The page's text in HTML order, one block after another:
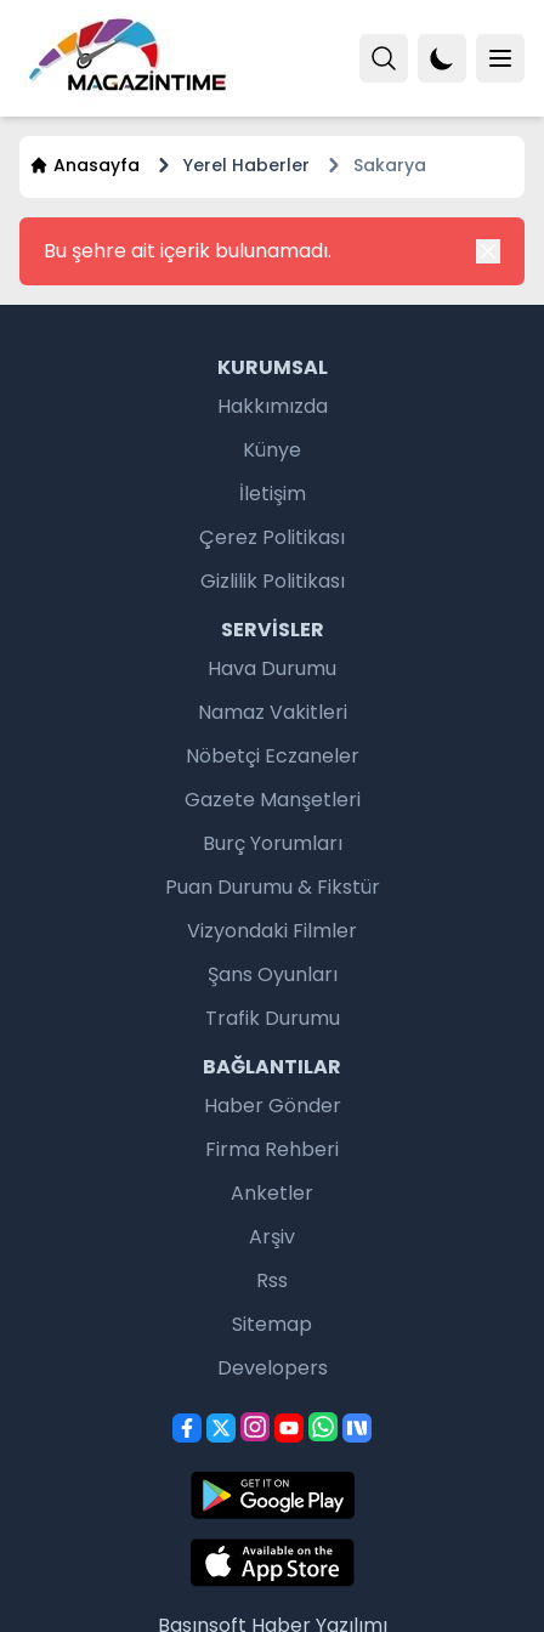
Anasayfa Yerel Haberler Sakarya
Bu şehre ait içerik bulunamadı.
KURUMSAL
Hakkımızda
Künye
İletişim
Çerez Politikası
Gizlilik Politikası
SERVISLER
Hava Durumu
Namaz Vakitleri
Nöbetçi Eczaneler
Gazete Manşetleri
Burç Yorumları
Puan Durumu & Fikstür
Vizyondaki Filmler
Şans Oyunları
Trafik Durumu
BAĞLANTILAR
Haber Gönder
Firma Rehberi
Anketler
Arşiv
Rss
Sitemap
Developers
Basınsoft Haber Yazılımı